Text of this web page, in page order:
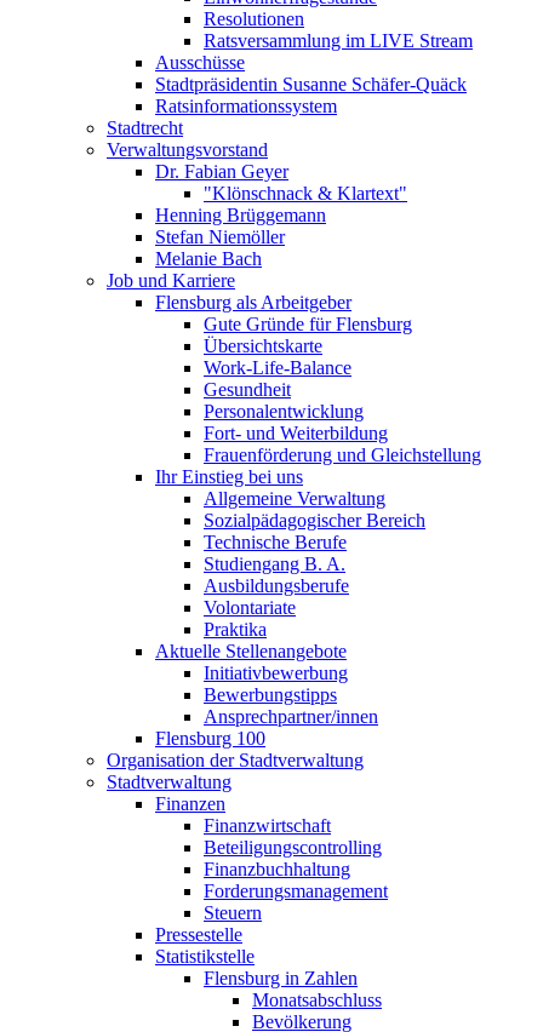
Resolutionen
Ratsversammlung im LIVE Stream
Ausschüsse
Stadtpräsidentin Susanne Schäfer-Quäck
Ratsinformationssystem
Stadtrecht
Verwaltungsvorstand
Dr. Fabian Geyer
"Klönschnack & Klartext"
Henning Brüggemann
Stefan Niemöller
Melanie Bach
Job und Karriere
Flensburg als Arbeitgeber
Gute Gründe für Flensburg
Übersichtskarte
Work-Life-Balance
Gesundheit
Personalentwicklung
Fort- und Weiterbildung
Frauenförderung und Gleichstellung
Ihr Einstieg bei uns
Allgemeine Verwaltung
Sozialpädagogischer Bereich
Technische Berufe
Studiengang B. A.
Ausbildungsberufe
Volontariate
Praktika
Aktuelle Stellenangebote
Initiativbewerbung
Bewerbungstipps
Ansprechpartner/innen
Flensburg 100
Organisation der Stadtverwaltung
Stadtverwaltung
Finanzen
Finanzwirtschaft
Beteiligungscontrolling
Finanzbuchhaltung
Forderungsmanagement
Steuern
Pressestelle
Statistikstelle
Flensburg in Zahlen
Monatsabschluss
Bevölkerung